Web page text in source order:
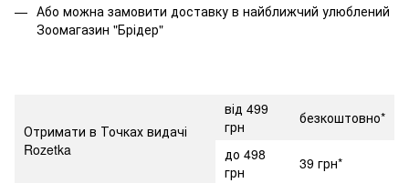
Або можна замовити доставку в найближчий улюблений
Зоомагазин "Брідер"
Отримати в Точках видачі
Rozetka
від 499
грн
безкоштовно*
до 498
грн
39 грн*